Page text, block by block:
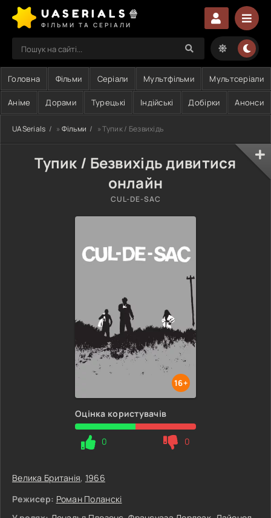
UASERIALS🍿
ФІЛЬМИ ТА СЕРІАЛИ
Головна Фільми Серіали Мультфільми Мультсеріали
Аніме Дорами Турецькі Індійські Добірки Анонси
UASerials » Фільми » Тупик / Безвихідь
Тупик / Безвихідь дивитися
онлайн
CUL-DE-SAC
16+
Оцінка користувачів
0 0
Велика Британія, 1966
Режисер: Роман Поланскі